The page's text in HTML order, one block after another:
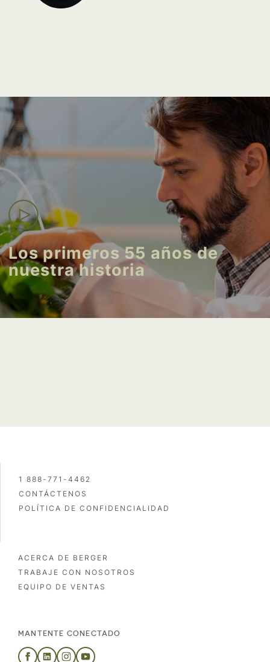
Los primeros 55 años de
nuestra historia
1 888-771-4462
CONTÁCTENOS
POLÍTICA DE CONFIDENCIALIDAD
ACERCA DE BERGER
TRABAJE CON NOSOTROS
EQUIPO DE VENTAS
MANTENTE CONECTADO